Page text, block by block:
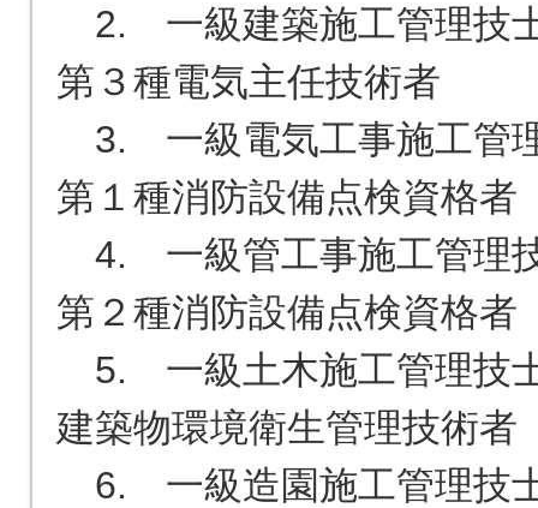
2.　一級建築施工管理技
第３種電気主任技術者　　
3.　一級電気工事施工管
第１種消防設備点検資格者
4.　一級管工事施工管理
第２種消防設備点検資格者
5.　一級土木施工管理技
建築物環境衛生管理技術者
6.　一級造園施工管理技